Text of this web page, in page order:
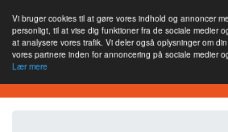
Vi bruger cookies til at gøre vores indhold og annoncer
personligt, til at vise dig funktioner fra de sociale medier
at analysere vores trafik. Vi deler også oplysninger om
vores partnere inden for annoncering på sociale medier
Lær mere
SEO Analytics